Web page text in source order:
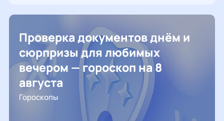
Проверка документов днём и
сюрпризы для любимых
вечером — гороскоп на 8
августа
Гороскопы